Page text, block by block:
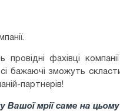
фахівці компанії
бажаючі зможуть
партнерів!
мрії саме на цьому